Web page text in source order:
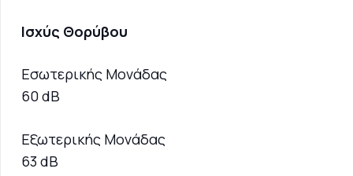
Ισχύς Θορύβου
Εσωτερικής Μονάδας
60 dB
Εξωτερικής Μονάδας
63 dB